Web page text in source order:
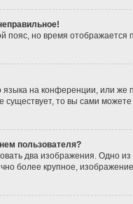
пояс, но время
на конференции, или
существует, то вы сами
пользователя?
два изображения. Одно
более крупное,